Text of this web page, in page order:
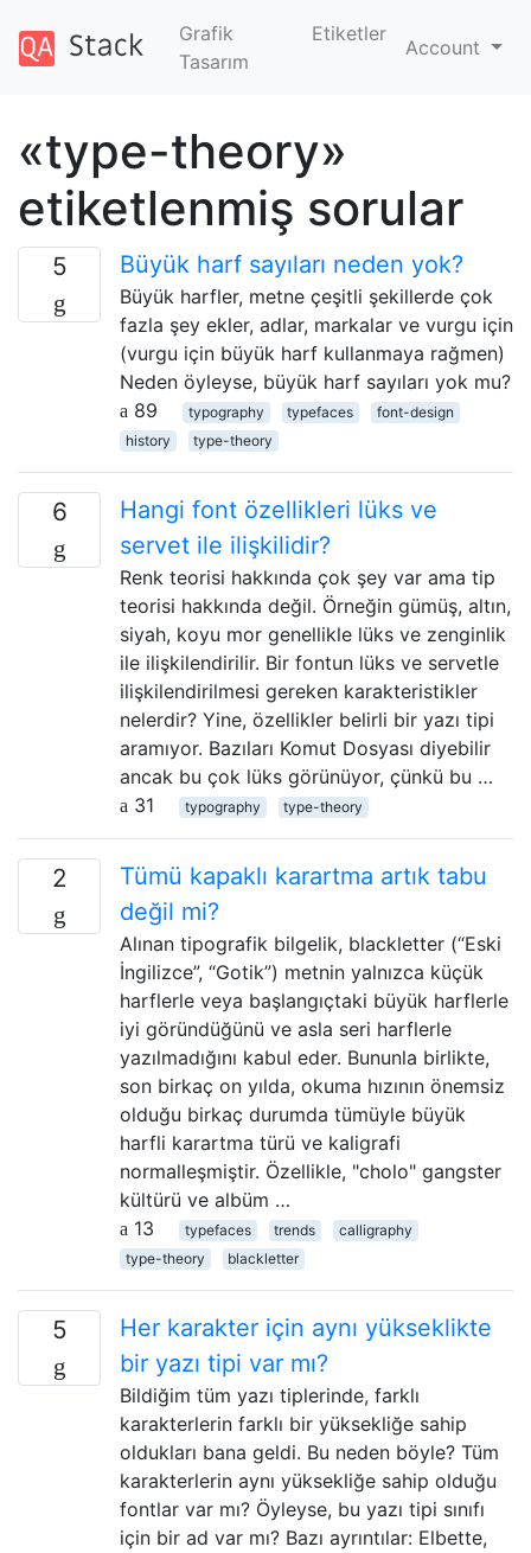
Grafik
Tasarım
Etiketler
Account
«type-theory»
etiketlenmiş sorular
5 Büyük harf sayıları neden yok?
Büyük harfler, metne çeşitli şekillerde çok
fazla şey ekler, adlar, markalar ve vurgu için
(vurgu için büyük harf kullanmaya rağmen)
Neden öyleyse, büyük harf sayıları yok mu?
89
typography typefaces
font-design
history
type-theory
6
Hangi font özellikleri lüks ve
servet ile ilişkilidir?
Renk teorisi hakkında çok şey var ama tip
teorisi hakkında değil. Örneğin gümüş, altın,
siyah, koyu mor genellikle lüks ve zenginlik
ile ilişkilendirilir. Bir fontun lüks ve servetle
ilişkilendirilmesi gereken karakteristikler
nelerdir? Yine, özellikler belirli bir yazı tipi
aramıyor. Bazıları Komut Dosyası diyebilir
ancak bu çok lüks görünüyor, çünkü bu …
31
typography type-theory
2
Tümü kapaklı karartma artık tabu
değil mi?
Alınan tipografik bilgelik, blackletter (“Eski
İngilizce”, “Gotik”) metnin yalnızca küçük
harflerle veya başlangıçtaki büyük harflerle
iyi göründüğünü ve asla seri harflerle
yazılmadığını kabul eder. Bununla birlikte,
son birkaç on yılda, okuma hızının önemsiz
olduğu birkaç durumda tümüyle büyük
harfli karartma türü ve kaligrafi
normalleşmiştir. Özellikle, "cholo" gangster
kültürü ve albüm …
13
typefaces trends
calligraphy
type-theory
blackletter
5
Her karakter için aynı yükseklikte
bir yazı tipi var mı?
Bildiğim tüm yazı tiplerinde, farklı
karakterlerin farklı bir yüksekliğe sahip
oldukları bana geldi. Bu neden böyle? Tüm
karakterlerin aynı yüksekliğe sahip olduğu
fontlar var mı? Öyleyse, bu yazı tipi sınıfı
için bir ad var mı? Bazı ayrıntılar: Elbette,